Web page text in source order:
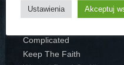
Complicated
Keep The Faith
Ustawienia Akceptuj